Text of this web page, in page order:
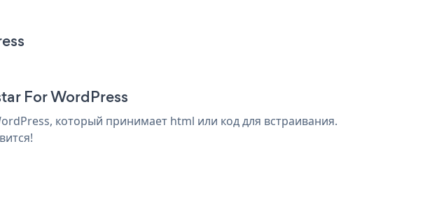
For WordPress
который принимает html или код для встраивания.